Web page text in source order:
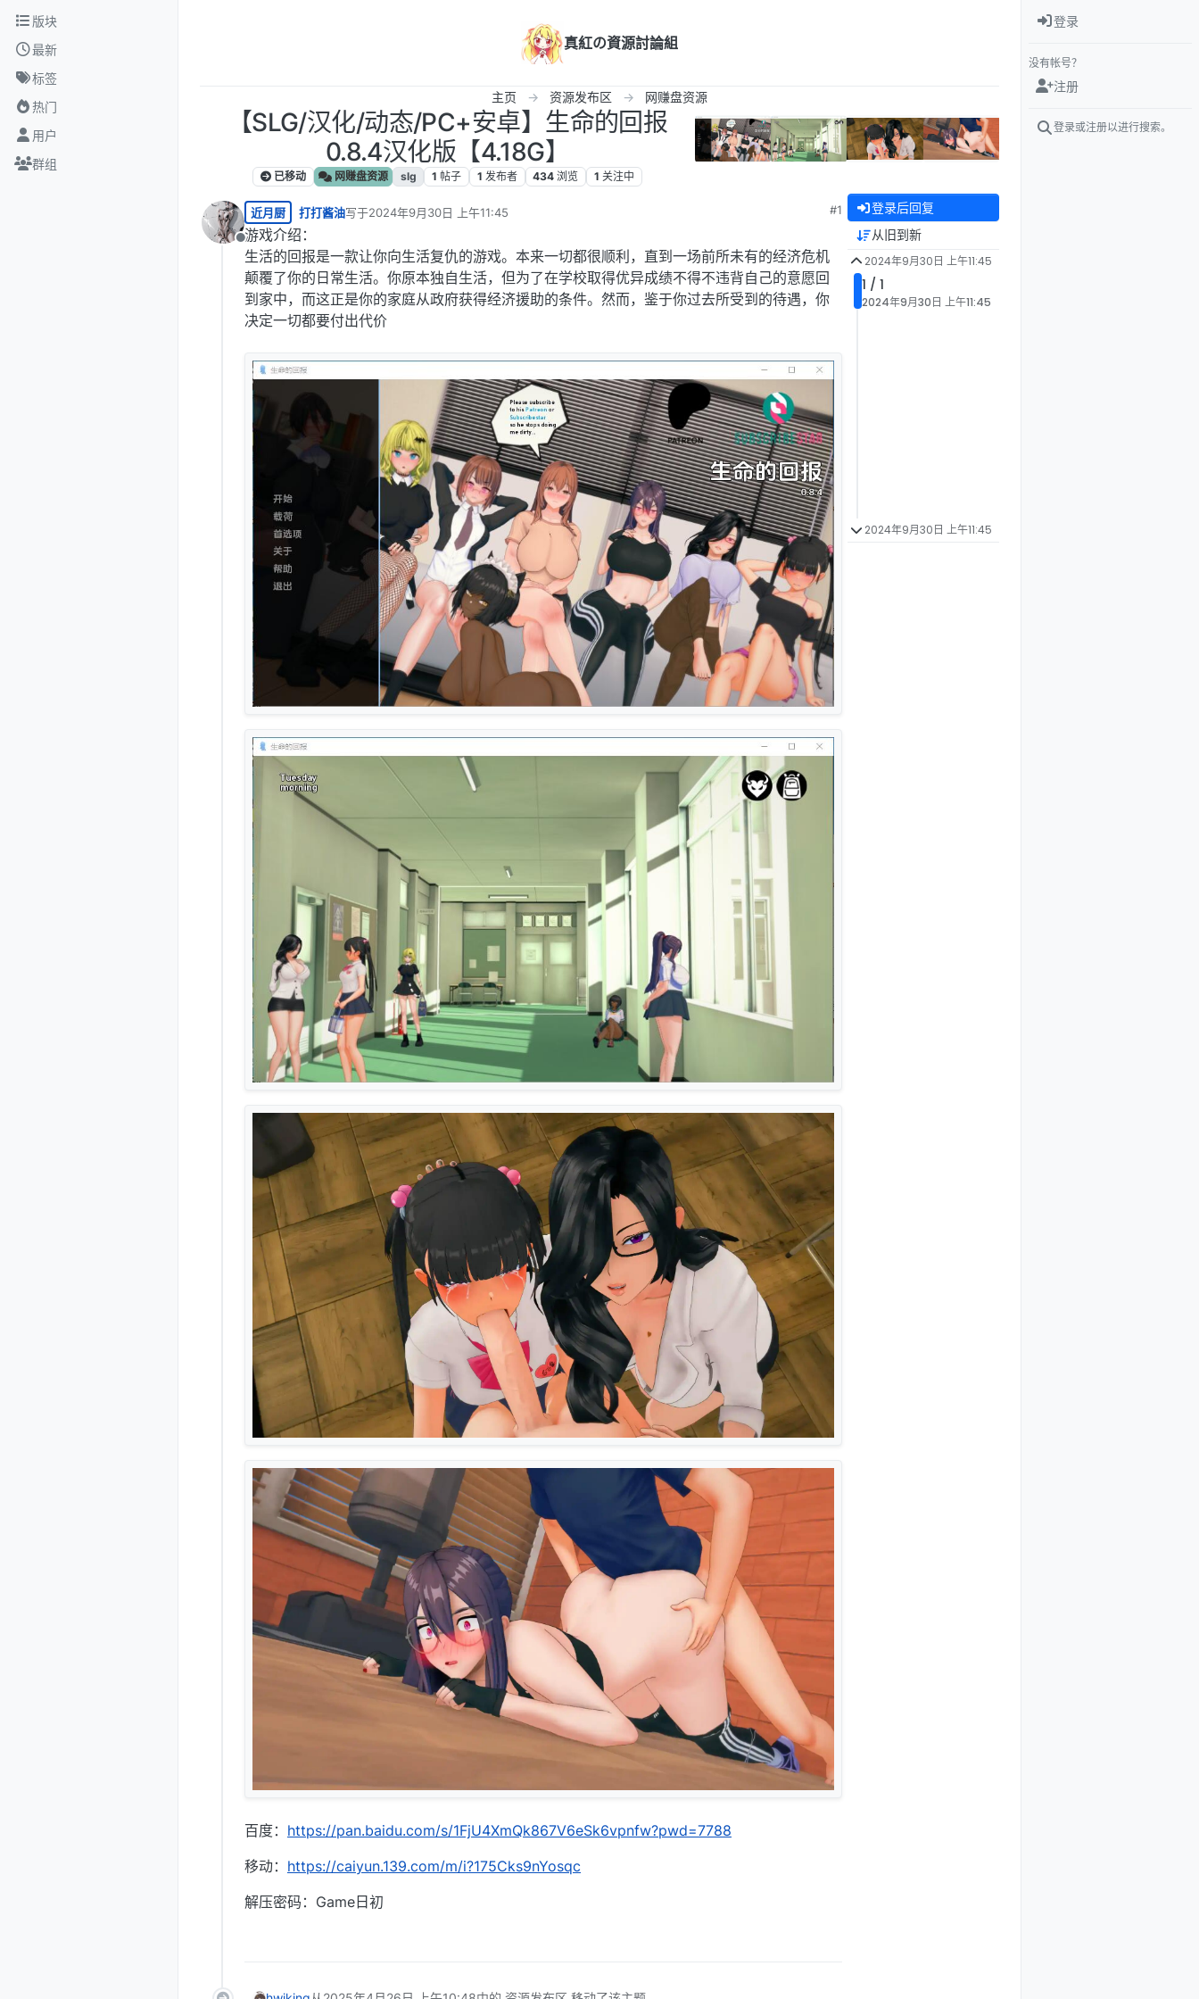
跳转至内容
版块
最新
标签
热门
用户
群组
真紅の資源討論組
主页 资源发布区 网赚盘资源
【SLG/汉化/动态/PC+安卓】生命的回报
0.8.4汉化版【4.18G】
已移动 网赚盘资源 slg 1 帖子 1 发布者 434 浏览 1 关注中
离线
近月厨 打打酱油写于2024年9月30日 上午11:45
最后由 编辑
#1
游戏介绍：
生活的回报是一款让你向生活复仇的游戏。本来一切都很顺利，直到一场前所未有的经济危机
颠覆了你的日常生活。你原本独自生活，但为了在学校取得优异成绩不得不违背自己的意愿回
到家中，而这正是你的家庭从政府获得经济援助的条件。然而，鉴于你过去所受到的待遇，你
决定一切都要付出代价
百度： https://pan.baidu.com/s/1FjU4XmQk867V6eSk6vpnfw?pwd=7788
移动： https://caiyun.139.com/m/i?175Cks9nYosqc
解压密码：Game日初
登录后回复
从旧到新
2024年9月30日 上午11:45
1 / 1
2024年9月30日 上午11:45
2024年9月30日 上午11:45
登录
没有帐号？
注册
登录或注册以进行搜索。